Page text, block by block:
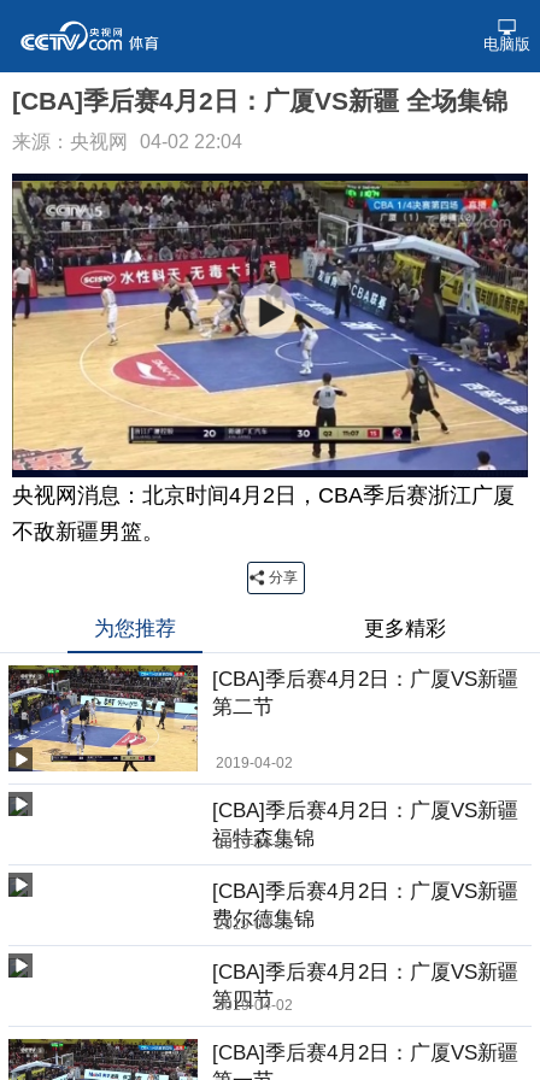
电脑版
[CBA]季后赛4月2日：广厦VS新疆 全场集锦
来源：央视网 04-02 22:04
央视网消息：北京时间4月2日，CBA季后赛浙江广厦
不敌新疆男篮。
分享
为您推荐 更多精彩
[CBA]季后赛4月2日：广厦VS新疆
第二节
2019-04-02
[CBA]季后赛4月2日：广厦VS新疆
福特森集锦
2019-04-02
[CBA]季后赛4月2日：广厦VS新疆
费尔德集锦
2019-04-02
[CBA]季后赛4月2日：广厦VS新疆
第四节
2019-04-02
[CBA]季后赛4月2日：广厦VS新疆